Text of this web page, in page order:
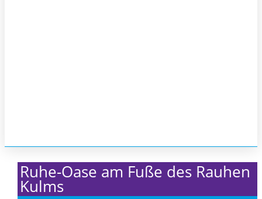
Ruhe-Oase am Fuße des Rauhen
Kulms